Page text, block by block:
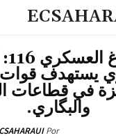
يستهدف قوات
في قطاعات
والبگاري.
Por